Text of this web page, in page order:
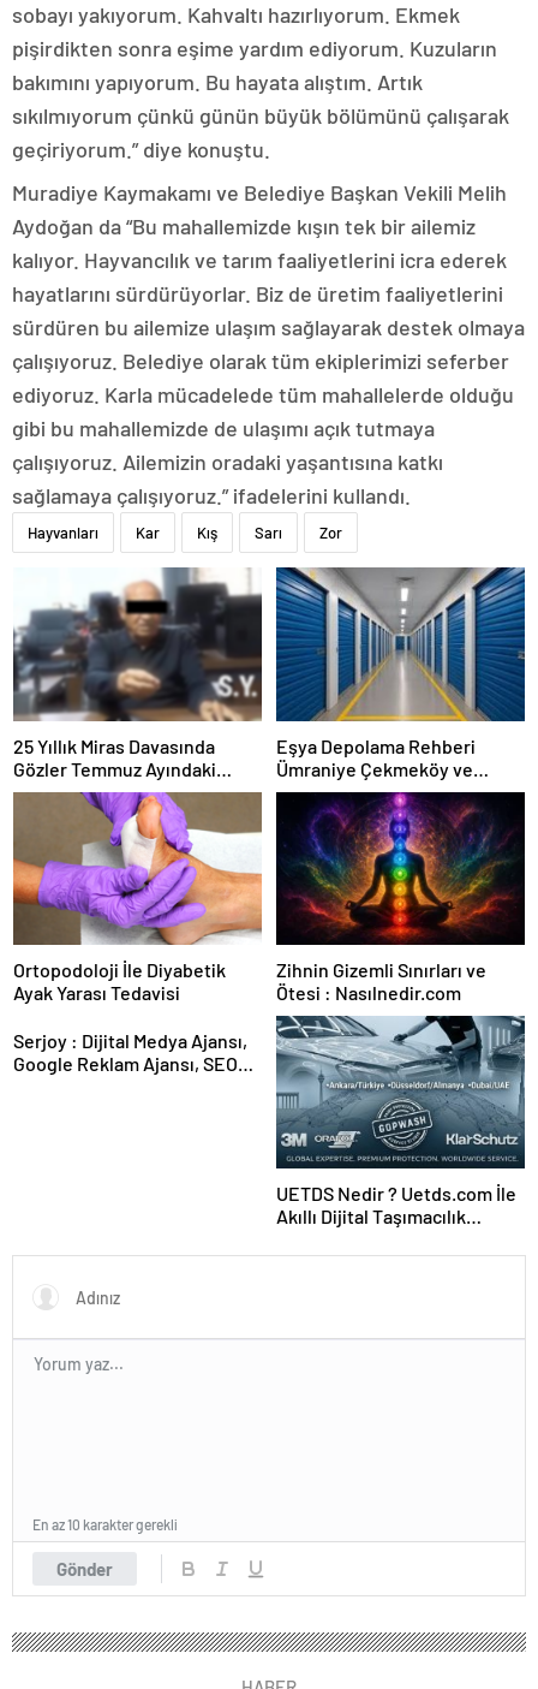
sobayı yakıyorum. Kahvaltı hazırlıyorum. Ekmek
pişirdikten sonra eşime yardım ediyorum. Kuzuların
bakımını yapıyorum. Bu hayata alıştım. Artık
sıkılmıyorum çünkü günün büyük bölümünü çalışarak
geçiriyorum.” diye konuştu.
Muradiye Kaymakamı ve Belediye Başkan Vekili Melih
Aydoğan da “Bu mahallemizde kışın tek bir ailemiz
kalıyor. Hayvancılık ve tarım faaliyetlerini icra ederek
hayatlarını sürdürüyorlar. Biz de üretim faaliyetlerini
sürdüren bu ailemize ulaşım sağlayarak destek olmaya
çalışıyoruz. Belediye olarak tüm ekiplerimizi seferber
ediyoruz. Karla mücadelede tüm mahallelerde olduğu
gibi bu mahallemizde de ulaşımı açık tutmaya
çalışıyoruz. Ailemizin oradaki yaşantısına katkı
sağlamaya çalışıyoruz.” ifadelerini kullandı.
Hayvanları Kar Kış Sarı Zor
25 Yıllık Miras Davasında
Gözler Temmuz Ayındaki
Karar Duruşmasına Çevrildi
Eşya Depolama Rehberi
Ümraniye Çekmeköy ve
Kadıköy
Ortopodoloji İle Diyabetik
Ayak Yarası Tedavisi
Zihnin Gizemli Sınırları ve
Ötesi : Nasılnedir.com
Serjoy : Dijital Medya Ajansı,
Google Reklam Ajansı, SEO
UETDS Nedir ? Uetds.com İle
Akıllı Dijital Taşımacılık
Gönder
En az 10 karakter gerekli